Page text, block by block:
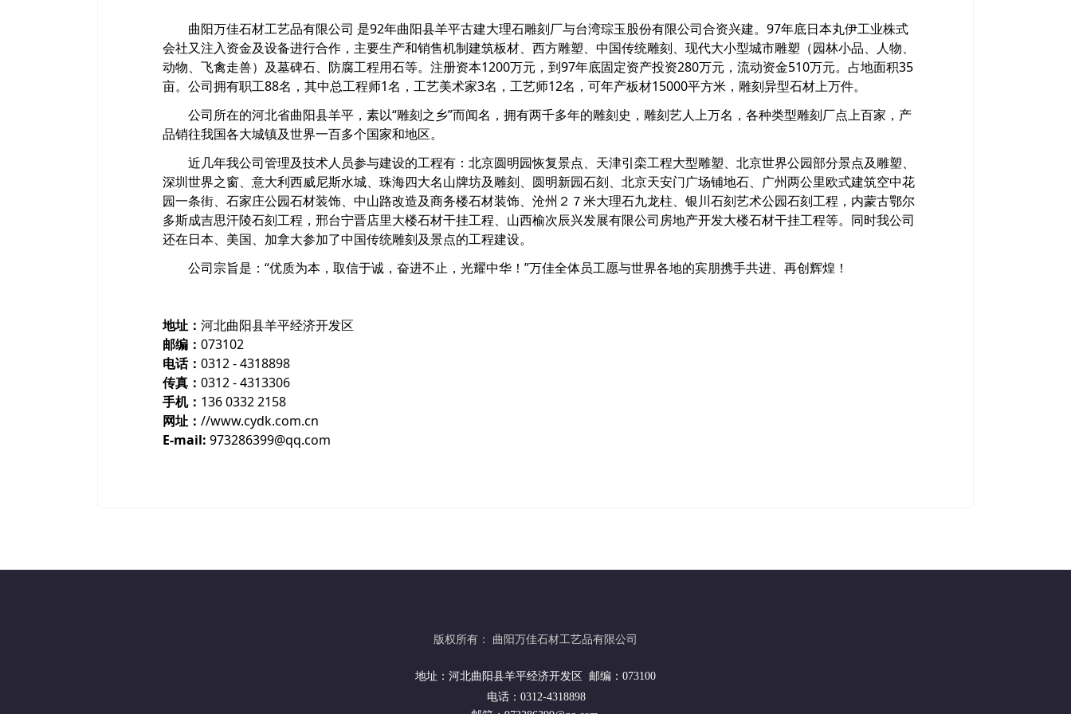
曲阳万佳石材工艺品有限公司 是92年曲阳县羊平古建大理石雕刻厂与台湾琮玉股份有限公司合资兴建。97年底日本丸伊工业株式
会社又注入资金及设备进行合作，主要生产和销售机制建筑板材、西方雕塑、中国传统雕刻、现代大小型城市雕塑（园林小品、人物、
动物、飞禽走兽）及墓碑石、防腐工程用石等。注册资本1200万元，到97年底固定资产投资280万元，流动资金510万元。占地面积35
亩。公司拥有职工88名，其中总工程师1名，工艺美术家3名，工艺师12名，可年产板材15000平方米，雕刻异型石材上万件。
公司所在的河北省曲阳县羊平，素以“雕刻之乡”而闻名，拥有两千多年的雕刻史，雕刻艺人上万名，各种类型雕刻厂点上百家，产
品销往我国各大城镇及世界一百多个国家和地区。
近几年我公司管理及技术人员参与建设的工程有：北京圆明园恢复景点、天津引栾工程大型雕塑、北京世界公园部分景点及雕塑、
深圳世界之窗、意大利西威尼斯水城、珠海四大名山牌坊及雕刻、圆明新园石刻、北京天安门广场铺地石、广州两公里欧式建筑空中花
园一条街、石家庄公园石材装饰、中山路改造及商务楼石材装饰、沧州２７米大理石九龙柱、银川石刻艺术公园石刻工程，内蒙古鄂尔
多斯成吉思汗陵石刻工程，邢台宁晋店里大楼石材干挂工程、山西榆次辰兴发展有限公司房地产开发大楼石材干挂工程等。同时我公司
还在日本、美国、加拿大参加了中国传统雕刻及景点的工程建设。
公司宗旨是：“优质为本，取信于诚，奋进不止，光耀中华！”万佳全体员工愿与世界各地的宾朋携手共进、再创辉煌！
地址： 河北曲阳县羊平经济开发区
邮编： 073102
电话： 0312 - 4318898
传真： 0312 - 4313306
手机： 136 0332 2158
网址： //www.cydk.com.cn
E-mail: 973286399@qq.com
版权所有： 曲阳万佳石材工艺品有限公司
电话：0312-4318898
地址：河北曲阳县羊平经济开发区 邮编：073100